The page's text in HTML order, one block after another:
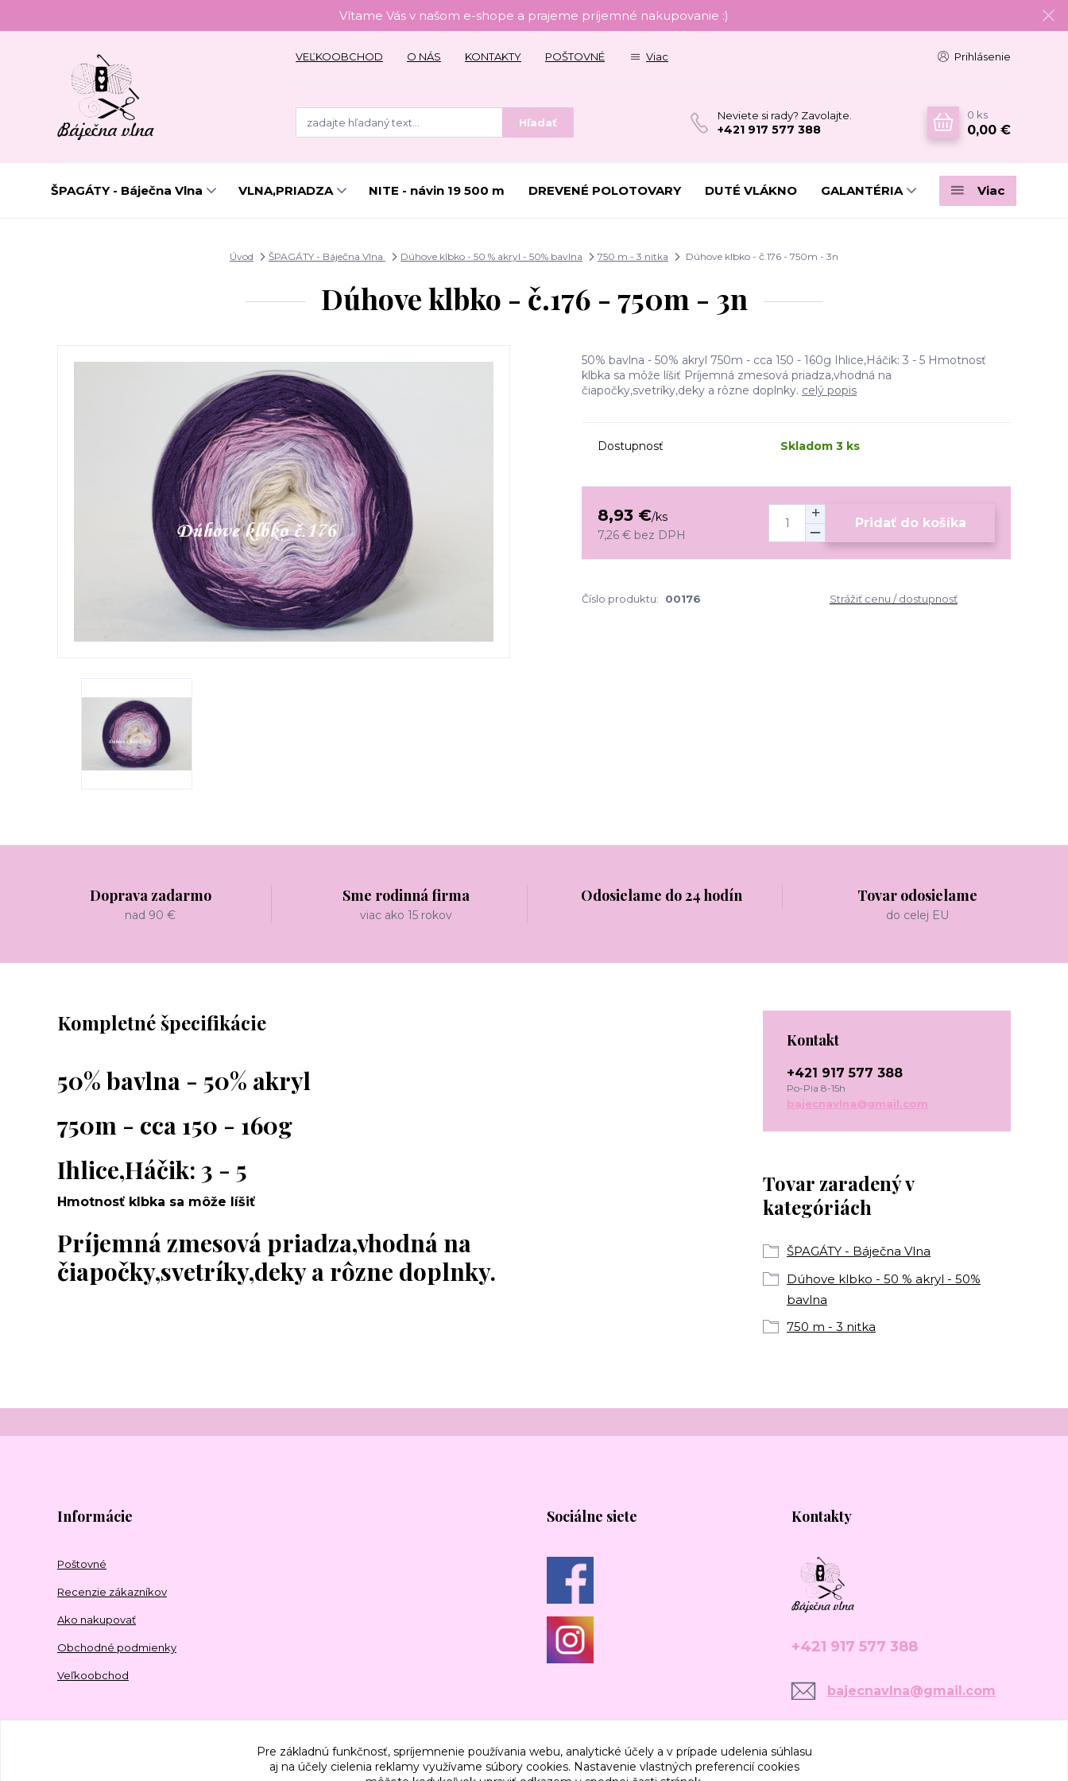
Vítame Vás v našom e-shope a prajeme príjemné nakupovanie :)
VEĽKOOBCHOD O NÁS KONTAKTY POŠTOVNÉ Viac Prihlásenie
Hľadať
Neviete si rady? Zavolajte.
+421 917 577 388
0 ks
0,00 €
ŠPAGÁTY - Báječna Vlna VLNA,PRIADZA NITE - návin 19 500 m DREVENÉ POLOTOVARY DUTÉ VLÁKNO GALANTÉRIA Viac
Úvod ŠPAGÁTY - Báječna Vlna Dúhove klbko - 50 % akryl - 50% bavlna 750 m - 3 nitka Dúhove klbko - č.176 - 750m - 3n
Dúhove klbko - č.176 - 750m - 3n
50% bavlna - 50% akryl 750m - cca 150 - 160g Ihlice,Háčik: 3 - 5 Hmotnosť
klbka sa môže líšiť Príjemná zmesová priadza,vhodná na
čiapočky,svetríky,deky a rôzne doplnky. celý popis
Dostupnosť Skladom 3 ks
8,93 €/ks
7,26 € bez DPH
Pridať do košíka
Číslo produktu: 00176 Strážiť cenu / dostupnosť
Doprava zadarmo
nad 90 €
Sme rodinná firma
viac ako 15 rokov
Odosielame do 24 hodín Tovar odosielame
do celej EU
Kompletné špecifikácie
50% bavlna - 50% akryl
750m - cca 150 - 160g
Ihlice,Háčik: 3 - 5
Hmotnosť klbka sa môže líšiť
Príjemná zmesová priadza,vhodná na
čiapočky,svetríky,deky a rôzne doplnky.
Tovar zaradený v
kategóriách
ŠPAGÁTY - Báječna Vlna
Dúhove klbko - 50 % akryl - 50%
bavlna
750 m - 3 nitka
Kontakt
+421 917 577 388
Po-Pia 8-15h
bajecnavlna@gmail.com
Informácie
Poštovné
Recenzie zákazníkov
Ako nakupovať
Obchodné podmienky
Veľkoobchod
Sociálne siete Kontakty
+421 917 577 388
bajecnavlna@gmail.com
Pre základnú funkčnosť, spríjemnenie používania webu, analytické účely a v prípade udelenia súhlasu
aj na účely cielenia reklamy využívame súbory cookies. Nastavenie vlastných preferencií cookies